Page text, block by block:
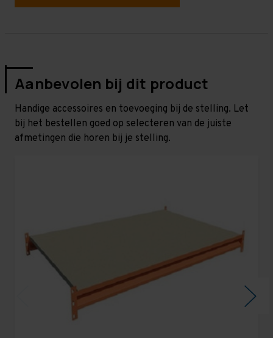
Aanbevolen bij dit product
Handige accessoires en toevoeging bij de stelling. Let
bij het bestellen goed op selecteren van de juiste
afmetingen die horen bij je stelling.